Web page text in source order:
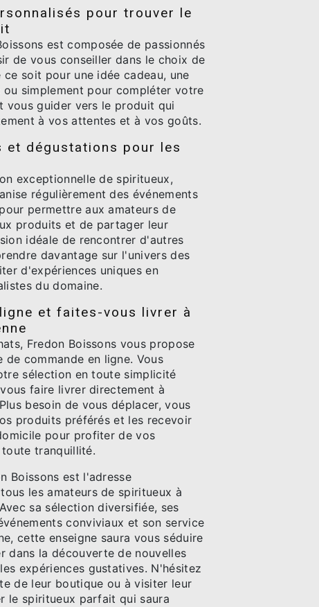
pour trouver le
est composée de passionnés
de vous conseiller dans le choix de
soit pour une idée cadeau, une
simplement pour compléter votre
vous guider vers le produit qui
à vos attentes et à vos goûts.
et dégustations pour les
exceptionnelle de spiritueux,
régulièrement des événements
permettre aux amateurs de
produits et de partager leur
idéale de rencontrer d'autres
davantage sur l'univers des
d'expériences uniques en
du domaine.
et faites-vous livrer à
Fredon Boissons vous propose
de commande en ligne. Vous
sélection en toute simplicité
faire livrer directement à
besoin de vous déplacer, vous
produits préférés et les recevoir
pour profiter de vos
tranquillité.
Boissons est l'adresse
les amateurs de spiritueux à
sa sélection diversifiée, ses
conviviaux et son service
cette enseigne saura vous séduire
dans la découverte de nouvelles
expériences gustatives. N'hésitez
de leur boutique ou à visiter leur
le spiritueux parfait qui saura